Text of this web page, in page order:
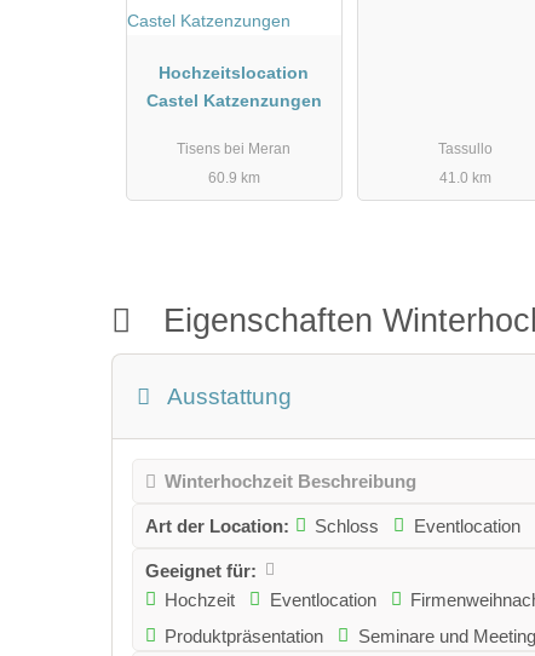
Hochzeitslocation
Castel Katzenzungen
Tisens bei Meran
60.9 km
Tassullo
41.0 km
Eigenschaften
Ausstattung
Winterhochzeit Beschreibung
Art der Location: Schloss Eventlocation
Geeignet für:
Hochzeit
Eventlocation
Produktpräsentation
Seminare und